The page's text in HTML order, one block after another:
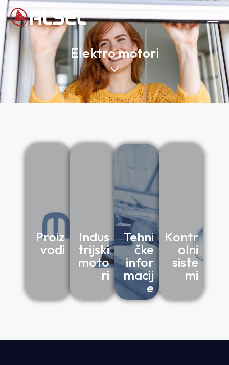
Elektro motori
Proiz
vodi
Indus
trijski
moto
ri
Tehni
čke
infor
macij
e
Kontr
olni
siste
mi